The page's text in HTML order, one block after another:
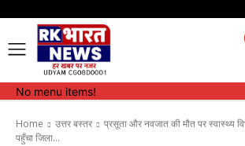
No menu items!
Home उत्तर बस्तर
प्रसूता और नवजात की मौत पर स्वास्थ्य
पहुँचा जिला...